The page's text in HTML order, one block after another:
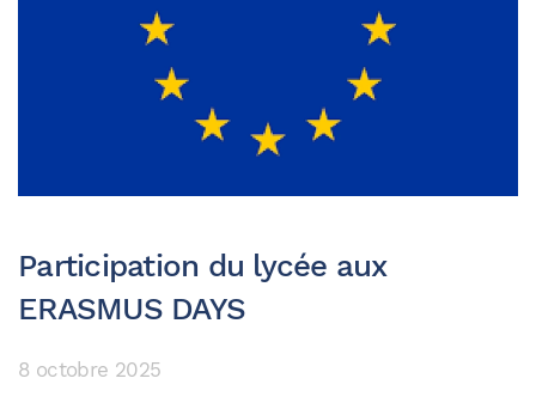
Participation du lycée aux
ERASMUS DAYS
8 octobre 2025